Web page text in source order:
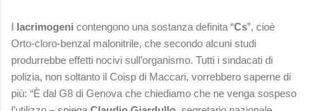
I lacrimogeni contengono una sostanza definita “Cs”, cioè
Orto-cloro-benzal malonitrile, che secondo alcuni studi
produrrebbe effetti nocivi sull’organismo. Tutti i sindacati di
polizia, non soltanto il Coisp di Maccari, vorrebbero saperne di
più: “È dal G8 di Genova che chiediamo che ne venga sospeso